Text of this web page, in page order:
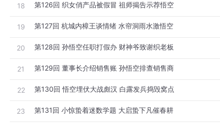
18 第126回 织女俏产品被假冒 祖师揭告示荐悟空
19 第127回 杭城内樟王谈情绪 水帘洞雨水激悟空
20 第128回 孙悟空任职打假办 财神爷致谢织老板
21 第129回 董事长介绍销售账 孙悟空排查销售商
22 第130回 悟空埋伏大战彪汉 白露发兵捣毁窝点
23 第131回 小惊蛰着迷数学题 大启蛰下凡催春耕